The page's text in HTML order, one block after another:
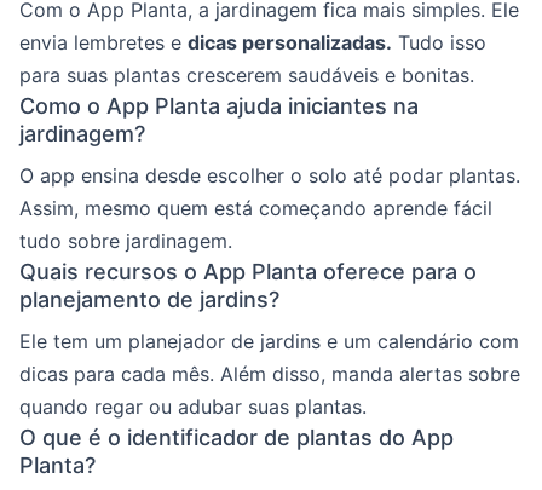
Com o App Planta, a jardinagem fica mais simples. Ele
envia lembretes e dicas personalizadas. Tudo isso
para suas plantas crescerem saudáveis e bonitas.
Como o App Planta ajuda iniciantes na
jardinagem?
O app ensina desde escolher o solo até podar plantas.
Assim, mesmo quem está começando aprende fácil
tudo sobre jardinagem.
Quais recursos o App Planta oferece para o
planejamento de jardins?
Ele tem um planejador de jardins e um calendário com
dicas para cada mês. Além disso, manda alertas sobre
quando regar ou adubar suas plantas.
O que é o identificador de plantas do App
Planta?